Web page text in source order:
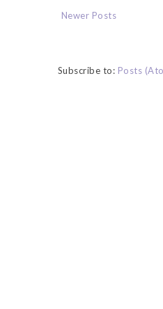
Newer Posts
Subscribe to: Posts